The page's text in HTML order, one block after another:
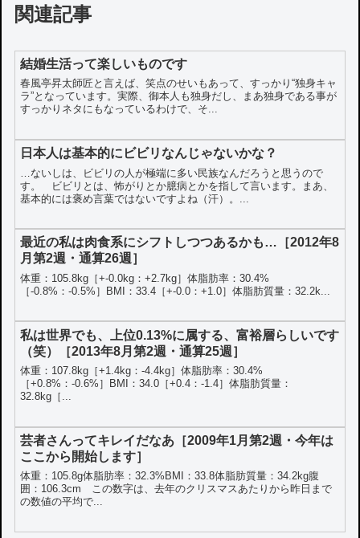
関連記事
結婚生活って楽しいものです
春風亭昇太師匠と言えば、笑点のせいもあって、すっかり“独身キャ
ラ”となっています。実際、御本人も独身だし、まあ独身である事が
すっかりネタにもなっているわけで、そ...
日本人は基本的にビビリなんじゃないかな？
…ないしは、ビビリの人が極端に多い民族なんだろうと思うので
す。 ビビリとは、怖がりとか臆病とかを指して言います。まあ、
基本的には褒め言葉ではないですよね（汗）。...
最近の私は肉食系にシフトしつつあるかも…［2012年8
月第2週・通算26週］
体重：105.8kg［+-0.0kg：+2.7kg］体脂肪率：30.4%
［-0.8%：-0.5%］BMI：33.4［+-0.0：+1.0］体脂肪質量：32.2k...
私は世界でも、上位0.13%に属する、富裕層らしいです
（笑）［2013年8月第2週・通算25週］
体重：107.8kg［+1.4kg：-4.4kg］体脂肪率：30.4%
［+0.8%：-0.6%］BMI：34.0［+0.4：-1.4］体脂肪質量：
32.8kg［...
芸者さんってキレイだなあ［2009年1月第2週・今年は
ここから開始します］
体重：105.8g体脂肪率：32.3%BMI：33.8体脂肪質量：34.2kg腹
囲：106.3cm この数字は、去年のクリスマスあたりから昨日まで
の数値の平均で...